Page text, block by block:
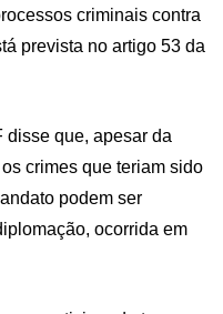
criminais contra
prevista no artigo 53 da
disse que, apesar da
crimes que teriam sido
podem ser
ocorrida em